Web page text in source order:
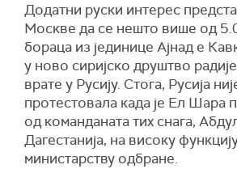
Додатни руски интерес
Москве да се нешто више од
бораца из јединице Ајнад е
у ново сиријско друштво
врате у Русију. Стога, Русија
протестовала када је Ел Шара
од команданата тих снага,
Дагестанија, на високу
министарству одбране.